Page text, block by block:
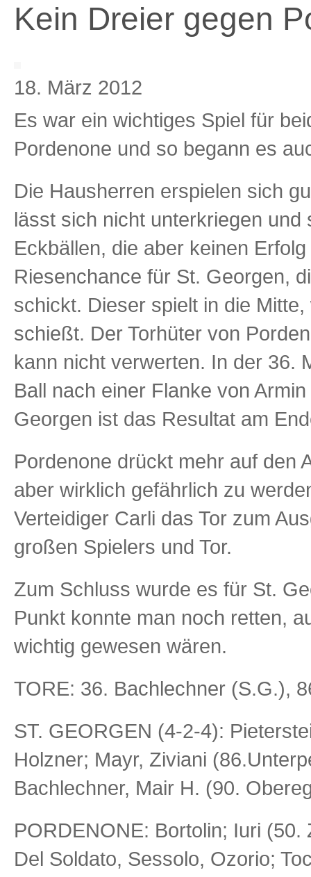
Kein Dreier gegen
18. März 2012
Es war ein wichtiges Spiel für
Pordenone und so begann es
Die Hausherren erspielen sich
lässt sich nicht unterkriegen
Eckbällen, die aber keinen
Riesenchance für St. Georgen,
schickt. Dieser spielt in die
schießt. Der Torhüter von
kann nicht verwerten. In der 36.
Ball nach einer Flanke von
Georgen ist das Resultat am
Pordenone drückt mehr auf den
aber wirklich gefährlich zu
Verteidiger Carli das Tor zum
großen Spielers und Tor.
Zum Schluss wurde es für St.
Punkt konnte man noch retten,
wichtig gewesen wären.
TORE: 36. Bachlechner (S.G.),
ST. GEORGEN (4-2-4):
Holzner; Mayr, Ziviani
Bachlechner, Mair H. (90.
PORDENONE: Bortolin; Iuri
Del Soldato, Sessolo, Ozorio;